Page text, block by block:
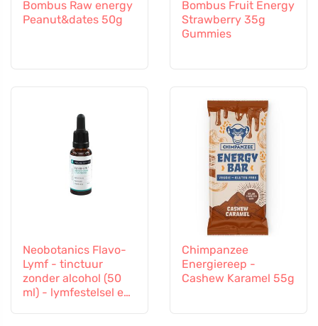
Bombus Raw energy
Peanut&dates 50g
Bombus Fruit Energy
Strawberry 35g
Gummies
Neobotanics Flavo-
Lymf - tinctuur
zonder alcohol (50
ml) - lymfestelsel en
Chimpanzee
Energiereep -
Cashew Karamel 55g